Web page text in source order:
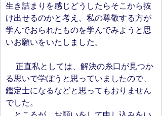
生き詰まりを感じどうしたらそこから抜
け出せるのかと考え、私の尊敬する方が
学んでおられたものを学んでみようと思
いお願いをいたしました。
正直私としては、解決の糸口が見つか
る思いで学ぼうと思っていましたので、
鑑定士になるなどと思ってもおりません
でした。